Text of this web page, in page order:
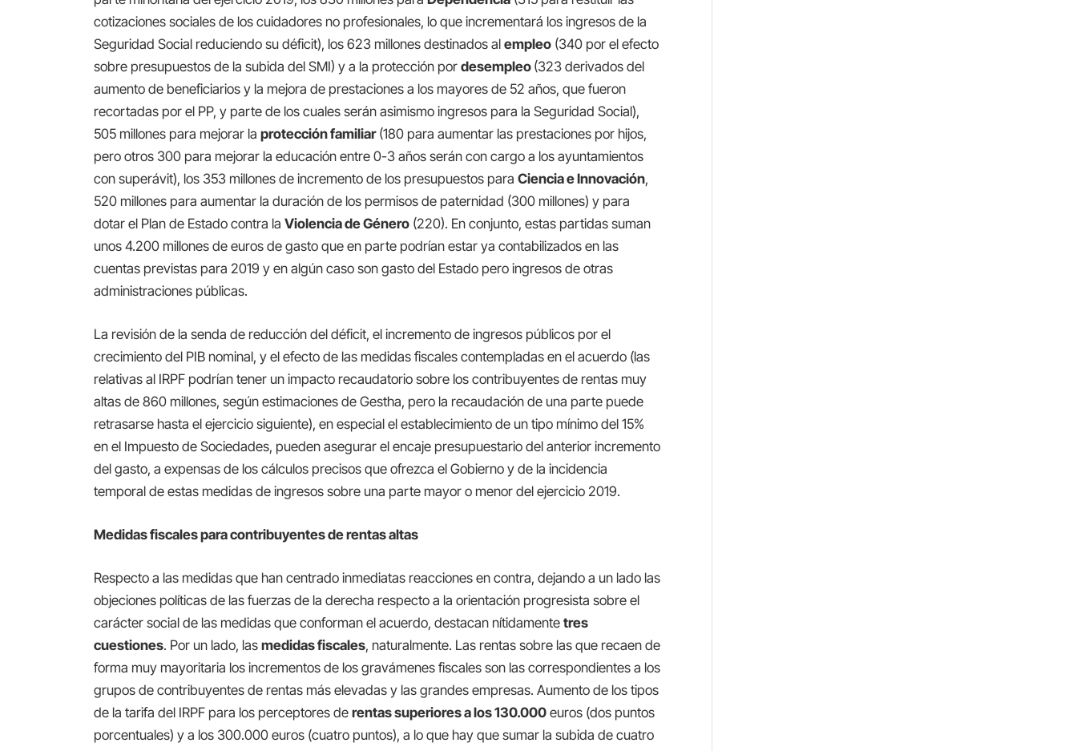
cotizaciones sociales de los cuidadores no profesionales, lo que incrementará los ingresos de la
Seguridad Social reduciendo su déficit), los 623 millones destinados alempleo (340 por el efecto
sobre presupuestos de la subida del SMI) y a la protección pordesempleo (323 derivados del
aumento de beneficiarios y la mejora de prestaciones a los mayores de 52 años, que fueron
recortadas por el PP, y parte de los cuales serán asimismo ingresos para la Seguridad Social),
505 millones para mejorar laprotección familiar(180 para aumentar las prestaciones por hijos,
pero otros 300 para mejorar la educación entre 0-3 años serán con cargo a los ayuntamientos
con superávit), los 353 millones de incremento de los presupuestos paraCiencia e Innovación,
520 millones para aumentar la duración de los permisos de paternidad (300 millones) y para
dotar el Plan de Estado contra laViolencia de Género (220). En conjunto, estas partidas suman
unos 4.200 millones de euros de gasto que en parte podrían estar ya contabilizados en las
cuentas previstas para 2019 y en algún caso son gasto del Estado pero ingresos de otras
administraciones públicas.
La revisión de la senda de reducción del déficit, el incremento de ingresos públicos por el
crecimiento del PIB nominal, y el efecto de las medidas fiscales contempladas en el acuerdo (las
relativas al IRPF podrían tener un impacto recaudatorio sobre los contribuyentes de rentas muy
altas de 860 millones, según estimaciones de Gestha, pero la recaudación de una parte puede
retrasarse hasta el ejercicio siguiente), en especial el establecimiento de un tipo mínimo del 15%
en el Impuesto de Sociedades, pueden asegurar el encaje presupuestario del anterior incremento
del gasto, a expensas de los cálculos precisos que ofrezca el Gobierno y de la incidencia
temporal de estas medidas de ingresos sobre una parte mayor o menor del ejercicio 2019.
Medidas fiscales para contribuyentes de rentas altas
Respecto a las medidas que han centrado inmediatas reacciones en contra, dejando a un lado las
objeciones políticas de las fuerzas de la derecha respecto a la orientación progresista sobre el
carácter social de las medidas que conforman el acuerdo, destacan nítidamentetres
cuestiones. Por un lado, lasmedidas fiscales, naturalmente. Las rentas sobre las que recaen de
forma muy mayoritaria los incrementos de los gravámenes fiscales son las correspondientes a los
grupos de contribuyentes de rentas más elevadas y las grandes empresas. Aumento de los tipos
de la tarifa del IRPF para los perceptores derentas superiores a los 130.000 euros (dos puntos
porcentuales) y a los 300.000 euros (cuatro puntos), a lo que hay que sumar la subida de cuatro